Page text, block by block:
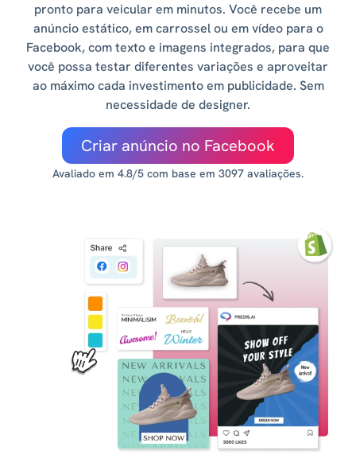
pronto para veicular em minutos. Você recebe um
anúncio estático, em carrossel ou em vídeo para o
Facebook, com texto e imagens integrados, para que
você possa testar diferentes variações e aproveitar
ao máximo cada investimento em publicidade. Sem
necessidade de designer.
Criar anúncio no Facebook
Avaliado em 4.8/5 com base em 3097 avaliações.